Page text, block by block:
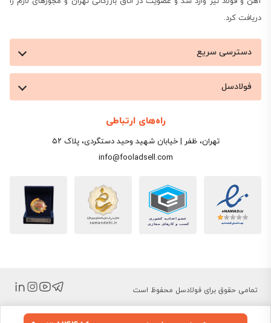
دریافت کرد.
دسترسی سریع
فولادسل
راه‌های ارتباطی
تهران، ظفر | خیابان شهید وحید دستگردی، پلاک ۵۲
info@fooladsell.com
تمامی حقوق برای فولادسل محفوظ است